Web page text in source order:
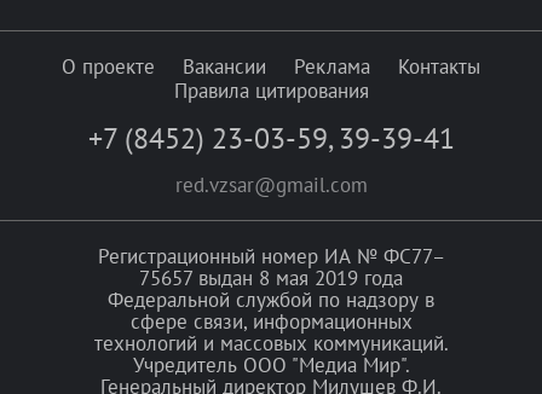
О проекте Вакансии Реклама
Контакты
Правила цитирования
+7 (8452) 23-03-59, 39-39-41
red.vzsar@gmail.com
Регистрационный номер ИА № ФС77–
75657 выдан 8 мая 2019 года
Федеральной службой по надзору в
сфере связи, информационных
технологий и массовых коммуникаций.
Учредитель ООО "Медиа Мир".
Генеральный директор Милушев Ф.И.